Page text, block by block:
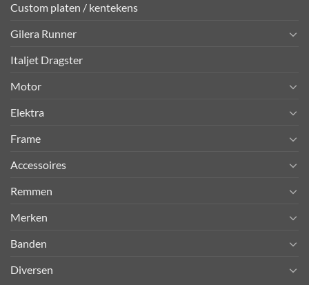
Custom platen / kentekens
Gilera Runner
Italjet Dragster
Motor
Elektra
Frame
Accessoires
Remmen
Merken
Banden
Diversen